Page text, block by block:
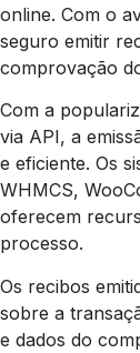
online. Com o
seguro emitir
comprovação
Com a
via API, a
e eficiente. Os
WHMCS,
oferecem
processo.
Os recibos
sobre a
e dados do